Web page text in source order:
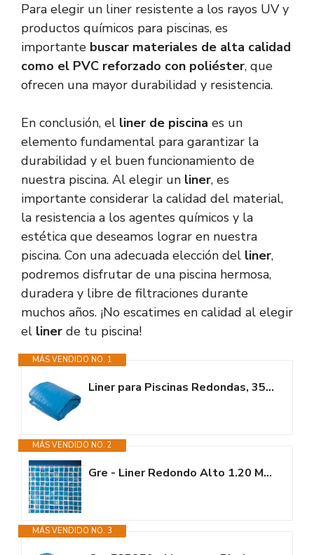
Para elegir un liner resistente a los rayos UV y
productos químicos para piscinas, es
importante buscar materiales de alta calidad
como el PVC reforzado con poliéster, que
ofrecen una mayor durabilidad y resistencia.
En conclusión, el liner de piscina es un
elemento fundamental para garantizar la
durabilidad y el buen funcionamiento de
nuestra piscina. Al elegir un liner, es
importante considerar la calidad del material,
la resistencia a los agentes químicos y la
estética que deseamos lograr en nuestra
piscina. Con una adecuada elección del liner,
podremos disfrutar de una piscina hermosa,
duradera y libre de filtraciones durante
muchos años. ¡No escatimes en calidad al elegir
el liner de tu piscina!
MÁS VENDIDO NO. 1
Liner para Piscinas Redondas, 350 x 120 cm (Largo x Alto), Sistema...
MÁS VENDIDO NO. 2
Gre - Liner Redondo Alto 1.20 MTS X 3.5 MTS Piscinas
MÁS VENDIDO NO. 3